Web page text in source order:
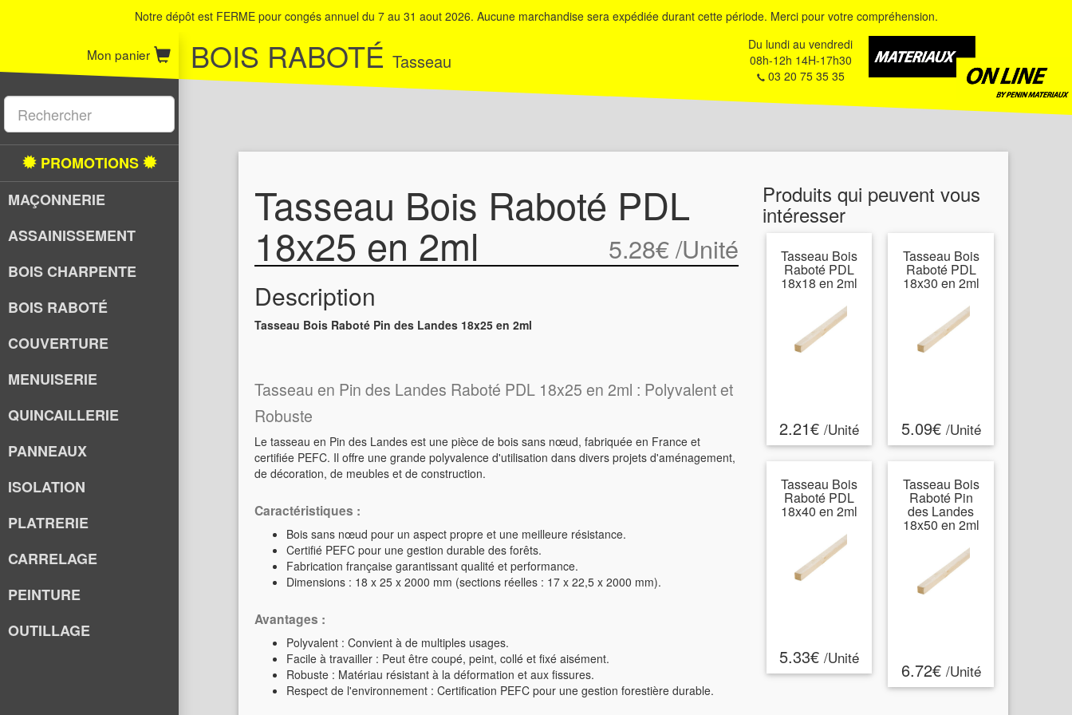
Notre dépôt est FERME pour congés annuel du 7 au 31 aout 2026. Aucune marchandise sera expédiée durant cette période. Merci pour votre compréhension.
BOIS RABOTÉ Tasseau
Du lundi au vendredi
08h-12h 14H-17h30
03 20 75 35 35
Mon panier
PROMOTIONS
MAÇONNERIE
ASSAINISSEMENT
BOIS CHARPENTE
BOIS RABOTÉ
COUVERTURE
MENUISERIE
QUINCAILLERIE
PANNEAUX
ISOLATION
PLATRERIE
CARRELAGE
PEINTURE
OUTILLAGE
Tasseau Bois Raboté PDL
18x25 en 2ml 5.28€/Unité
Description
Tasseau Bois Raboté Pin des Landes 18x25 en 2ml
Tasseau en Pin des Landes Raboté PDL 18x25 en 2ml : Polyvalent et
Robuste
Le tasseau en Pin des Landes est une pièce de bois sans nœud, fabriquée en France et
certifiée PEFC. Il offre une grande polyvalence d'utilisation dans divers projets d'aménagement,
de décoration, de meubles et de construction.
Caractéristiques :
Bois sans nœud pour un aspect propre et une meilleure résistance.
Certifié PEFC pour une gestion durable des forêts.
Fabrication française garantissant qualité et performance.
Dimensions : 18 x 25 x 2000 mm (sections réelles : 17 x 22,5 x 2000 mm).
Avantages :
Polyvalent : Convient à de multiples usages.
Facile à travailler : Peut être coupé, peint, collé et fixé aisément.
Robuste : Matériau résistant à la déformation et aux fissures.
Respect de l'environnement : Certification PEFC pour une gestion forestière durable.
Produits qui peuvent vous
intéresser
Tasseau Bois
Raboté PDL
18x18 en 2ml
2.21€ /Unité
Tasseau Bois
Raboté PDL
18x30 en 2ml
5.09€ /Unité
Tasseau Bois
Raboté PDL
18x40 en 2ml
5.33€ /Unité
Tasseau Bois
Raboté Pin
des Landes
18x50 en 2ml
6.72€ /Unité